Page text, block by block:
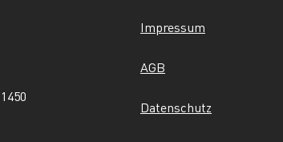
Impressum
AGB
Datenschutz